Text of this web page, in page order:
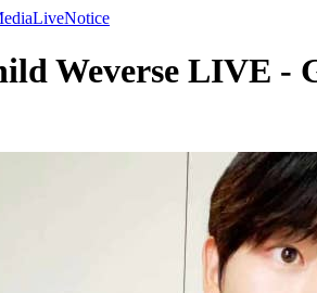
LiveNotice
Weverse LIVE -